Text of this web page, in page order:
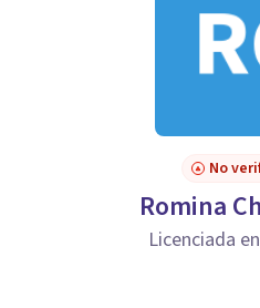
No
Romina
Licenciada